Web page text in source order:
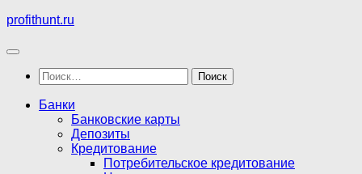
Перейти
содержимому
profithunt.ru
Найти:
Банки
Банковские карты
Депозиты
Кредитование
Потребительское кредитование